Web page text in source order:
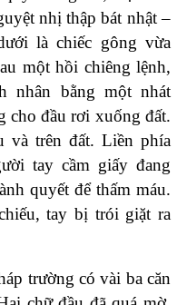
nhị thập bát nhật –
là chiếc gông vừa
một hồi chiêng lệnh,
nhân bằng một nhát
cho đầu rơi xuống đất.
và trên đất. Liền phía
tay cầm giấy đang
quyết để thấm máu.
tay bị trói giặt ra
trường có vài ba căn